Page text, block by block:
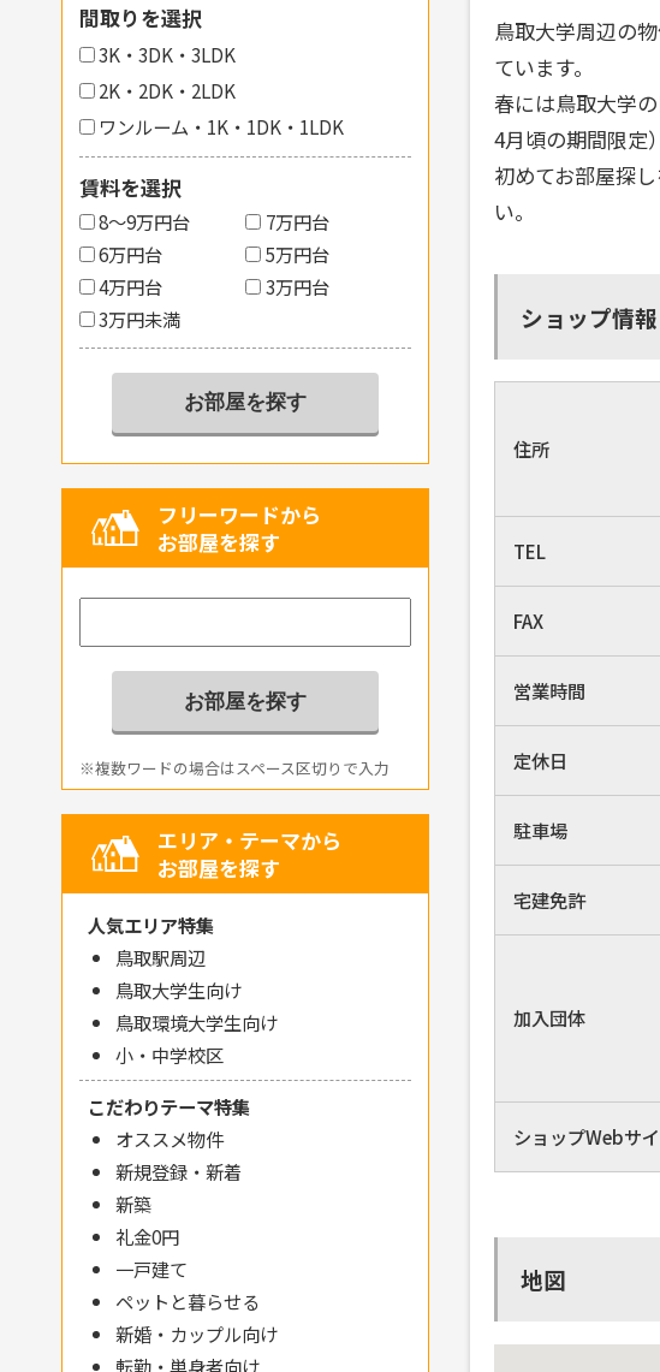
鳥取大学周辺の
ています。
春には鳥取大学
4月頃の期間限定
初めてお部屋探
い。
ショップ情報
住所
TEL
FAX
営業時間
定休日
駐車場
宅建免許
加入団体
ショップWebサ
地図
間取りを選択
3K・3DK・3LDK
2K・2DK・2LDK
ワンルーム・1K・1DK・1LDK
賃料を選択
8〜9万円台
7万円台
6万円台
5万円台
4万円台
3万円台
3万円未満
フリーワードから
お部屋を探す
※複数ワードの場合はスペース区切りで入力
エリア・テーマから
お部屋を探す
人気エリア特集
鳥取駅周辺
鳥取大学生向け
鳥取環境大学生向け
小・中学校区
こだわりテーマ特集
オススメ物件
新規登録・新着
新築
礼金0円
一戸建て
ペットと暮らせる
新婚・カップル向け
転勤・単身者向け